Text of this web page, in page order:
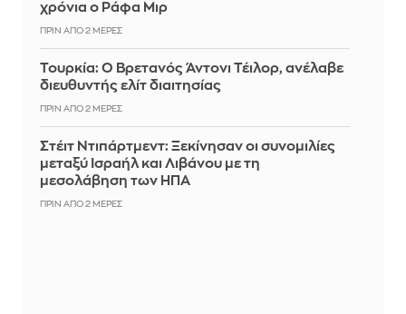
χρόνια ο Ράφα Μιρ
ΠΡΙΝ ΑΠΌ 2 ΜΈΡΕΣ
Τουρκία: Ο Βρετανός Άντονι Τέιλορ, ανέλαβε
διευθυντής ελίτ διαιτησίας
ΠΡΙΝ ΑΠΌ 2 ΜΈΡΕΣ
Στέιτ Ντιπάρτμεντ: Ξεκίνησαν οι συνομιλίες
μεταξύ Ισραήλ και Λιβάνου με τη
μεσολάβηση των ΗΠΑ
ΠΡΙΝ ΑΠΌ 2 ΜΈΡΕΣ